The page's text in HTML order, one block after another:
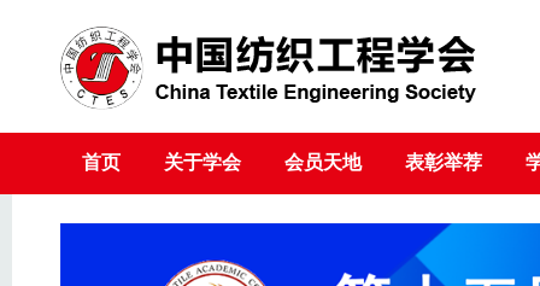
首页 关于学会 会员天地 表彰举荐